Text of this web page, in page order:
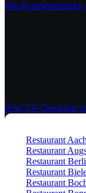
Wie Kundenbindung
HACCP Checkliste
Restaurant
Restaurant
Restaurant
Restaurant
Restaurant